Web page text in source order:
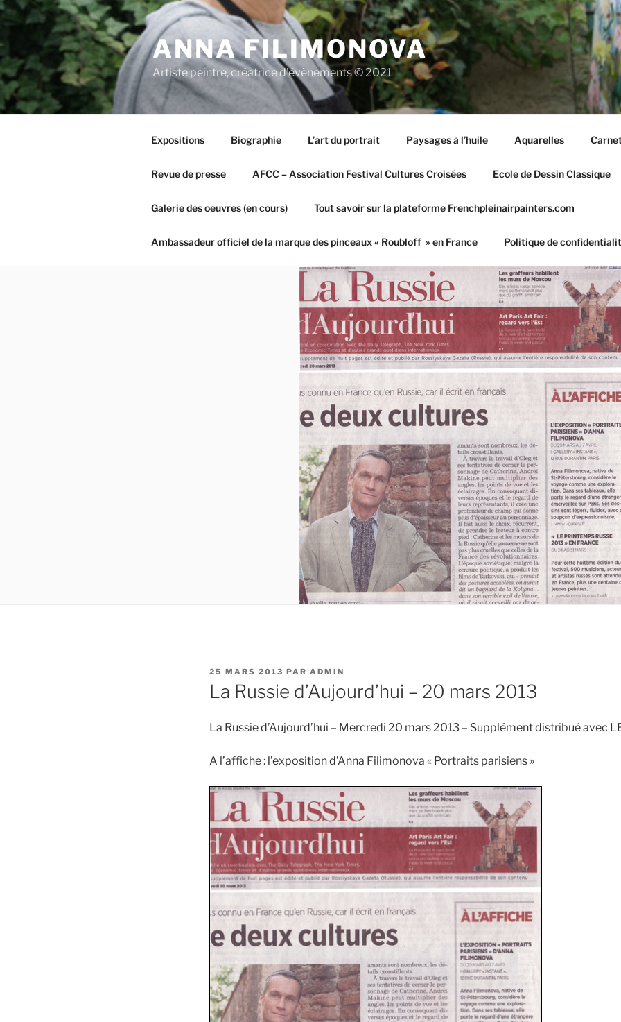
Aller
au
contenu
principal
ANNA FILIMONOVA
Artiste peintre, créatrice d'évènements © 2021
Expositions Biographie L’art du portrait Paysages à l’huile Aquarelles
Revue de presse AFCC – Association Festival Cultures Croisées Ecole de Dessin Classique
Galerie des oeuvres (en cours) Tout savoir sur la plateforme Frenchpleinairpainters.com
Ambassadeur officiel de la marque des pinceaux « Roubloff » en France Politique de
PUBLIÉ
LE
25 MARS 2013 PAR ADMIN
La Russie d’Aujourd’hui – 20 mars 2013
La Russie d’Aujourd’hui – Mercredi 20 mars 2013 – Supplément distribué avec
A l’affiche : l’exposition d’Anna Filimonova « Portraits parisiens »